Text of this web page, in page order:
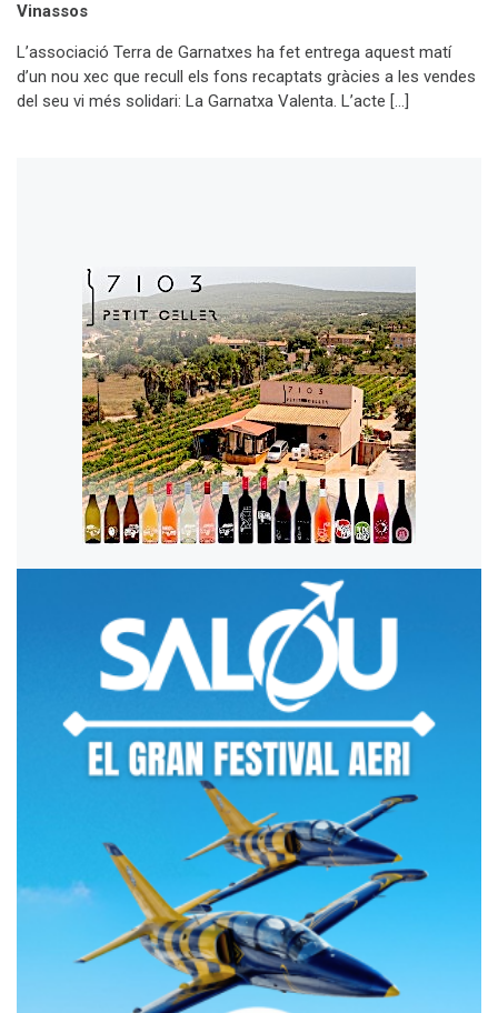
Vinassos
L’associació Terra de Garnatxes ha fet entrega aquest matí
d’un nou xec que recull els fons recaptats gràcies a les vendes
del seu vi més solidari: La Garnatxa Valenta. L’acte […]